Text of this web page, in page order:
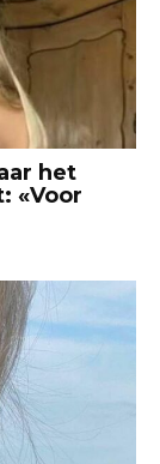
het
«Voor